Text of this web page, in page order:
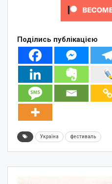
Поділись публікацією
Україна фестиваль